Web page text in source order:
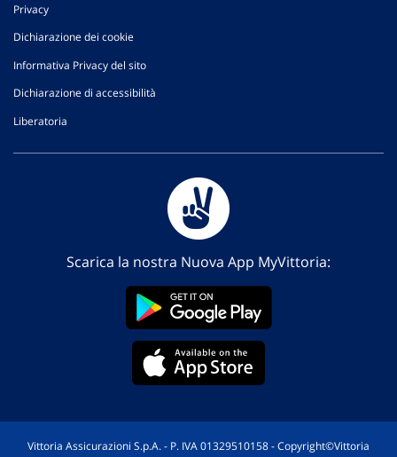
Privacy
Dichiarazione dei cookie
Informativa Privacy del sito
Dichiarazione di accessibilità
Liberatoria
Scarica la nostra Nuova App MyVittoria:
Vittoria Assicurazioni S.p.A. - P. IVA 01329510158 - Copyright©Vittoria